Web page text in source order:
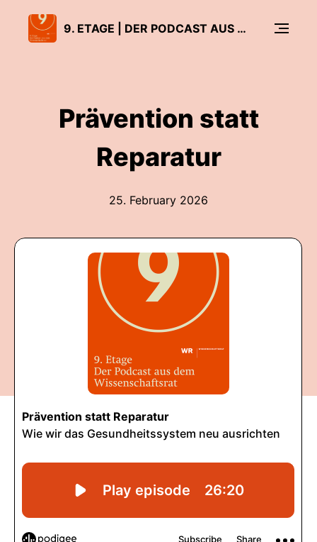
9. ETAGE | DER PODCAST AUS DEM WISSENSCHAFTSRAT
Prävention statt
Reparatur
25. February 2026